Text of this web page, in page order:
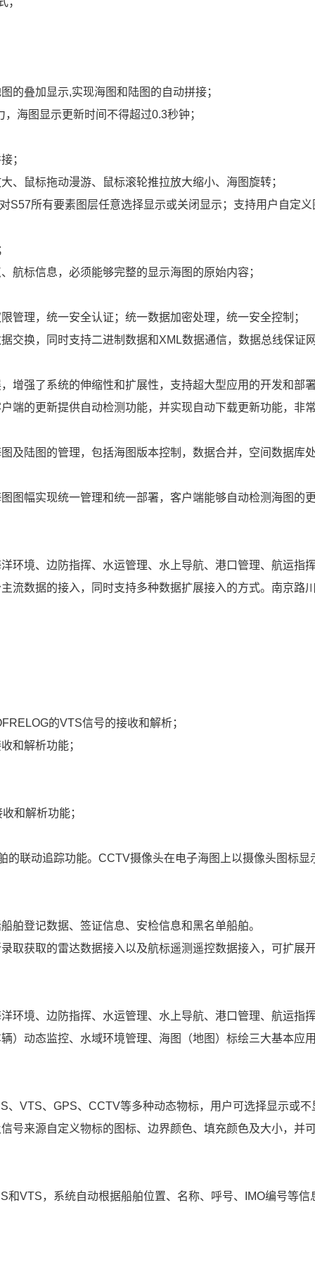
叠加显示,实现海图和陆图的自动拼接；
图显示更新时间不得超过0.3秒钟；
；
鼠标拖动漫游、鼠标滚轮推拉放大缩小、海图旋转；
所有要素图层任意选择显示或关闭显示；支持用户自定义
标信息，必须能够完整的显示海图的原始内容；
理，统一安全认证；统一数据加密处理，统一安全控制；
换，同时支持二进制数据和XML数据通信，数据总线保证
强了系统的伸缩性和扩展性，支持超大型应用的开发和部
的更新提供自动检测功能，并实现自动下载更新功能，非
陆图的管理，包括海图版本控制，数据合并，空间数据库
幅实现统一管理和统一部署，客户端能够自动检测海图的
境、边防指挥、水运管理、水上导航、港口管理、航运指
流数据的接入，同时支持多种数据扩展接入的方式。南京路
的VTS信号的接收和解析；
解析功能；
和解析功能；
动追踪功能。CCTV摄像头在电子海图上以摄像头图标显
登记数据、签证信息、安检信息和黑名单船舶。
获取的雷达数据接入以及航标遥测遥控数据接入，可扩展
境、边防指挥、水运管理、水上导航、港口管理、航运指
）动态监控、水域环境管理、海图（地图）标绘三大基本应
、GPS、CCTV等多种动态物标，用户可选择显示或不
号来源自定义物标的图标、边界颜色、填充颜色及大小，并
，系统自动根据船舶位置、名称、呼号、IMO编号等信